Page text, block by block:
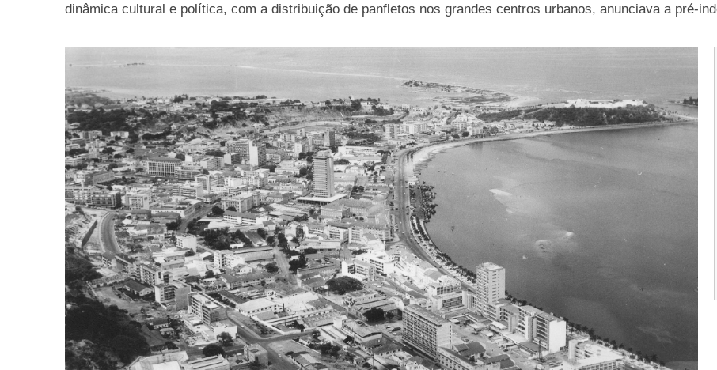
dinâmica cultural e política, com a distribuição de panfletos nos grandes centros urbanos, anunciava a pré-